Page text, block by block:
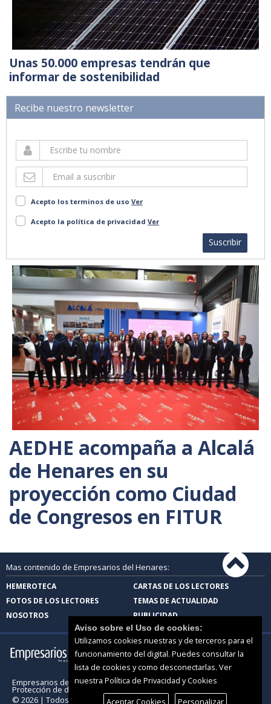
Unas 50.000 empresas tendrán que
informar de sostenibilidad
Recibe nuestro newsletter
Acepto los terminos de uso Ver
Acepto la política de privacidad Ver
Suscribir
AEDHE acompaña a Alcalá
de Henares en su
proyección como Ciudad
de Congresos en FITUR
Mas contenido de Empresarios del Henares:
HEMEROTECA
CARTAS DE LOS LECTORES
FOTOS DE LOS LECTORES
TEMAS DE ACTUALIDAD
NOSOTROS
PUBLICIDAD
Empresarios del Henares |Términos de uso|
Protección de datos
© 2026 | Todos los derechos reservados
Aviso sobre el Uso de cookies:
Utilizamos cookies nuestras y de terceros para el
funcionamiento del digital. Puedes consultar la
lista de cookies y como desconectarlas. Ver
nuestra Política de Privacidad y Cookies
Aceptar Cookies
Personalizar